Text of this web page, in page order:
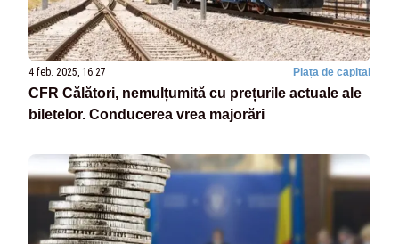
4 feb. 2025, 16:27 Piața de capital
CFR Călători, nemulțumită cu prețurile actuale ale
biletelor. Conducerea vrea majorări